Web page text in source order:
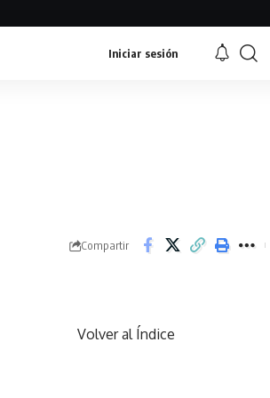
Iniciar sesión
Compartir
Volver al Índice